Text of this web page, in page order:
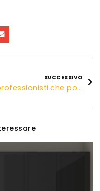
SUCCESSIVO
5 professionisti che possono trovare più clienti su internet